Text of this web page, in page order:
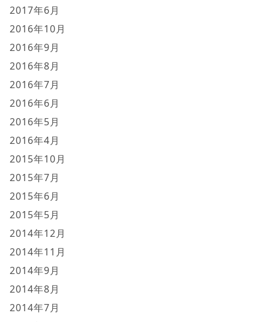
2017年6月
2016年10月
2016年9月
2016年8月
2016年7月
2016年6月
2016年5月
2016年4月
2015年10月
2015年7月
2015年6月
2015年5月
2014年12月
2014年11月
2014年9月
2014年8月
2014年7月